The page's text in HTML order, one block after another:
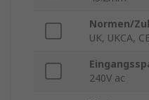
Normen/
UK, UKCA,
240V ac